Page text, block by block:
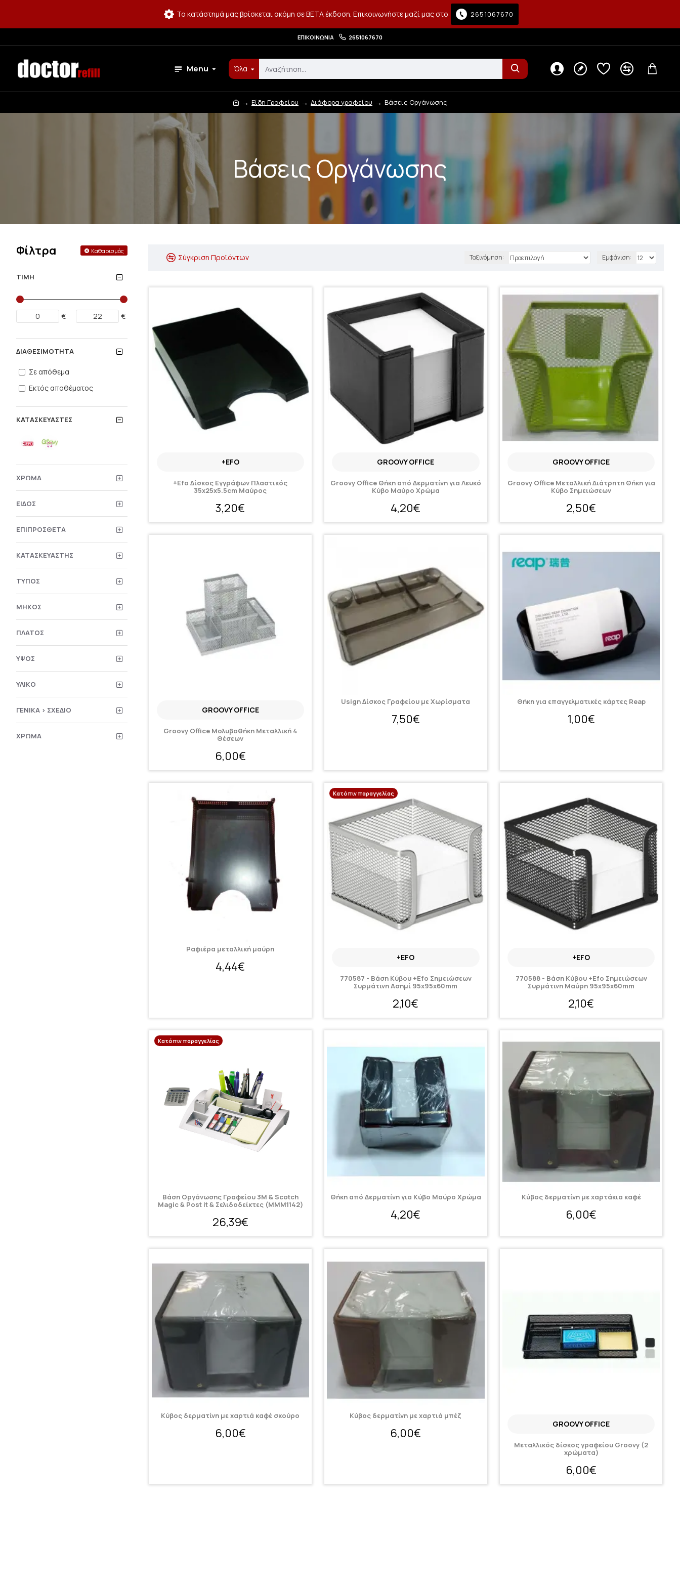
Το κατάστημά μας βρίσκεται ακόμη σε BETA έκδοση. Επικοινωνήστε μαζί μας στο 2651067670
ΕΠΙΚΟΙΝΩΝΊΑ 2651067670
Menu Όλα
Είδη Γραφείου Διάφορα γραφείου Βάσεις Οργάνωσης
Βάσεις Οργάνωσης
Φίλτρα Καθαρισμός
ΤΙΜΉ
€ €
ΚΑΤΑΣΚΕΥΑΣΤΈΣ
ΧΡΏΜΑ
ΕΊΔΟΣ
ΕΠΙΠΡΌΣΘΕΤΑ
ΚΑΤΑΣΚΕΥΑΣΤΉΣ
ΤΎΠΟΣ
ΜΉΚΟΣ
ΠΛΆΤΟΣ
ΎΨΟΣ
ΥΛΙΚΌ
ΓΕΝΙΚΆ > ΣΧΈΔΙΟ
ΧΡΏΜΑ
ΔΙΑΘΕΣΙΜΌΤΗΤΑ
Σε απόθεμα
Εκτός αποθέματος
Σύγκριση Προϊόντων Ταξινόμηση: Εμφάνιση:
+EFO
+Efo Δίσκος Εγγράφων Πλαστικός
35x25x5.5cm Μαύρος
3,20€
GROOVY OFFICE
Groovy Office Θήκη από Δερματίνη για Λευκό
Κύβο Μαύρο Χρώμα
4,20€
GROOVY OFFICE
Groovy Office Μεταλλική Διάτρητη Θήκη για
Κύβο Σημειώσεων
2,50€
GROOVY OFFICE
Groovy Office Μολυβοθήκη Μεταλλική 4
Θέσεων
6,00€
Usign Δίσκος Γραφείου με Χωρίσματα
7,50€
Θήκη για επαγγελματικές κάρτες Reap
1,00€
Ραφιέρα μεταλλική μαύρη
4,44€
Κατόπιν παραγγελίας
+EFO
770587 - Βάση Κύβου +Efo Σημειώσεων
Συρμάτινη Ασημί 95x95x60mm
2,10€
+EFO
770588 - Βάση Κύβου +Efo Σημειώσεων
Συρμάτινη Μαύρη 95x95x60mm
2,10€
Κατόπιν παραγγελίας
Βάση Οργάνωσης Γραφείου 3M & Scotch
Magic & Post it & Σελιδοδείκτες (MMM1142)
26,39€
Θήκη από Δερματίνη για Κύβο Μαύρο Χρώμα
4,20€
Κύβος δερματίνη με χαρτάκια καφέ
6,00€
Κύβος δερματίνη με χαρτιά καφέ σκούρο
6,00€
Κύβος δερματίνη με χαρτιά μπέζ
6,00€
GROOVY OFFICE
Μεταλλικός δίσκος γραφείου Groovy (2
χρώματα)
6,00€